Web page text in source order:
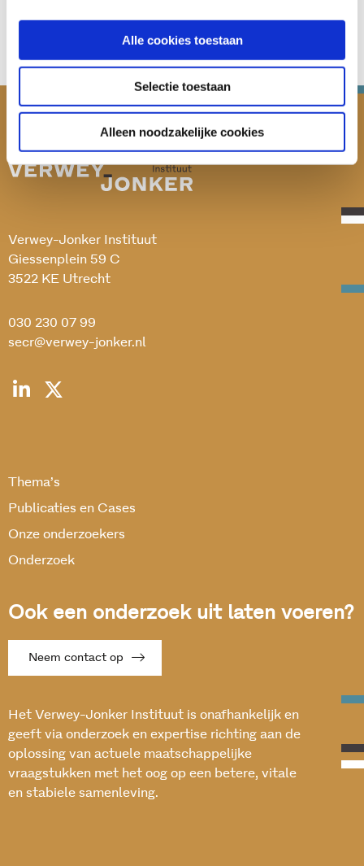
Alle cookies toestaan
Selectie toestaan
Alleen noodzakelijke cookies
Verwey-Jonker Instituut
Giessenplein 59 C
3522 KE Utrecht
030 230 07 99
secr@verwey-jonker.nl
Thema’s
Publicaties en Cases
Onze onderzoekers
Onderzoek
Ook een onderzoek uit laten voeren?
Neem contact op
Het Verwey-Jonker Instituut is onafhankelijk en
geeft via onderzoek en expertise richting aan de
oplossing van actuele maatschappelijke
vraagstukken met het oog op een betere, vitale
en stabiele samenleving.